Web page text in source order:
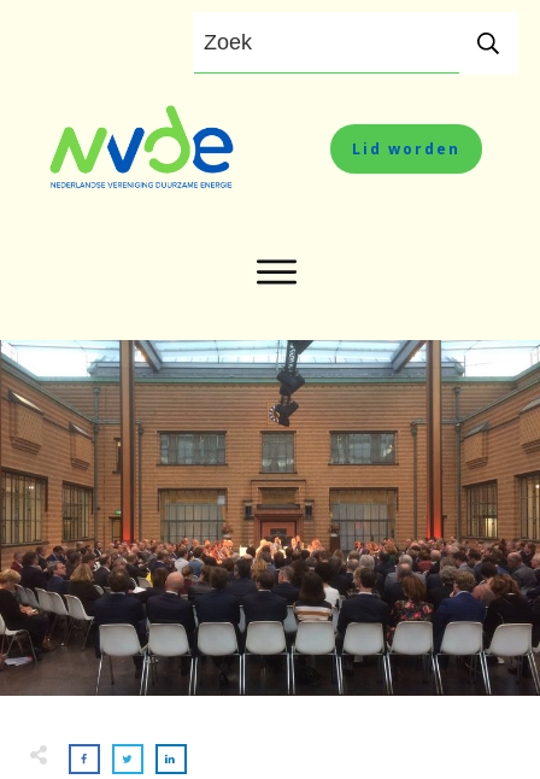
Lid worden